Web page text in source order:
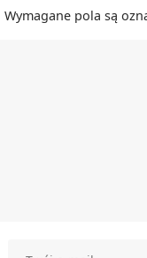
Wymagane pola są